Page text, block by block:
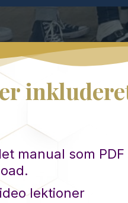
manual som PDF
lektioner